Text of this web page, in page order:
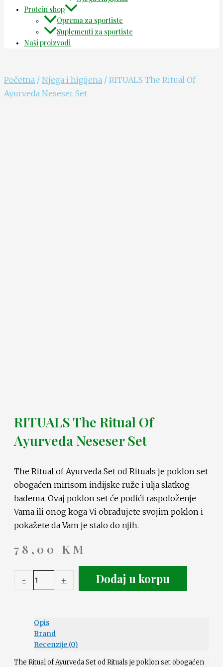
Protein shop
Oprema za sportiste
Suplementi za sportiste
Naši proizvodi
Početna / Njega i higijena / RITUALS The Ritual Of
Ayurveda Neseser Set
RITUALS The Ritual Of
Ayurveda Neseser Set
The Ritual of Ayurveda Set od Rituals je poklon set
obogaćen mirisom indijske ruže i ulja slatkog
badema. Ovaj poklon set će podići raspoloženje
Vama ili onog koga Vi obradujete svojim poklon i
pokažete da Vam je stalo do njih.
78,00 KM
- + Dodaj u korpu
Opis
Brand
Recenzije (0)
The Ritual of Ayurveda Set od Rituals je poklon set obogaćen